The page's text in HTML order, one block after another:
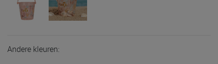
Andere kleuren: